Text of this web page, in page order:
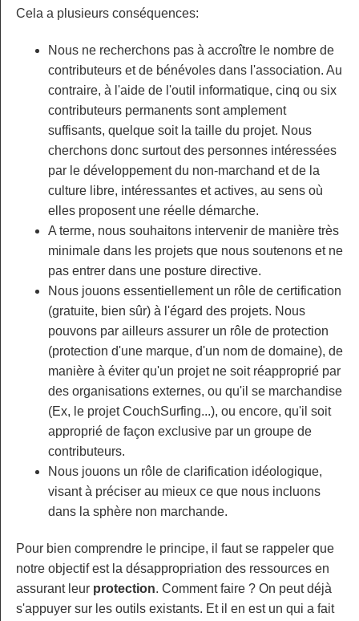
Cela a plusieurs conséquences:
Nous ne recherchons pas à accroître le nombre de
contributeurs et de bénévoles dans l'association. Au
contraire, à l'aide de l'outil informatique, cinq ou six
contributeurs permanents sont amplement
suffisants, quelque soit la taille du projet. Nous
cherchons donc surtout des personnes intéressées
par le développement du non-marchand et de la
culture libre, intéressantes et actives, au sens où
elles proposent une réelle démarche.
A terme, nous souhaitons intervenir de manière très
minimale dans les projets que nous soutenons et ne
pas entrer dans une posture directive.
Nous jouons essentiellement un rôle de certification
(gratuite, bien sûr) à l'égard des projets. Nous
pouvons par ailleurs assurer un rôle de protection
(protection d'une marque, d'un nom de domaine), de
manière à éviter qu'un projet ne soit réapproprié par
des organisations externes, ou qu'il se marchandise
(Ex, le projet CouchSurfing...), ou encore, qu'il soit
approprié de façon exclusive par un groupe de
contributeurs.
Nous jouons un rôle de clarification idéologique,
visant à préciser au mieux ce que nous incluons
dans la sphère non marchande.
Pour bien comprendre le principe, il faut se rappeler que
notre objectif est la désappropriation des ressources en
assurant leur protection. Comment faire ? On peut déjà
s'appuyer sur les outils existants. Et il en est un qui a fait